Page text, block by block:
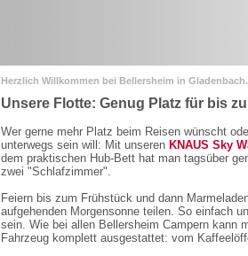
Herzlich Willkommen bei Bellersheim in
Unsere Flotte: Genug Platz für bis
Wer gerne mehr Platz beim Reisen wünscht
unterwegs sein will: Mit unseren KNAUS Sky
dem praktischen Hub-Bett hat man tagsüber
zwei "Schlafzimmer".
Feiern bis zum Frühstück und dann
aufgehenden Morgensonne teilen. So einfach
sein. Wie bei allen Bellersheim Campern kann
Fahrzeug komplett ausgestattet: vom